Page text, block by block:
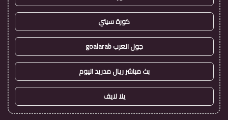
كورة سيتي
جول العرب goalarab
بث مباشر ريال مدريد اليوم
يلا لايف